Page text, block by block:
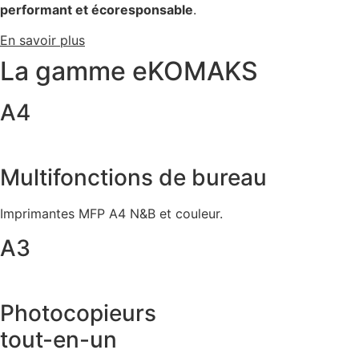
performant et écoresponsable.
En savoir plus
La gamme eKOMAKS
A4
Multifonctions de bureau
Imprimantes MFP A4 N&B et couleur.
A3
Photocopieurs
tout-en-un